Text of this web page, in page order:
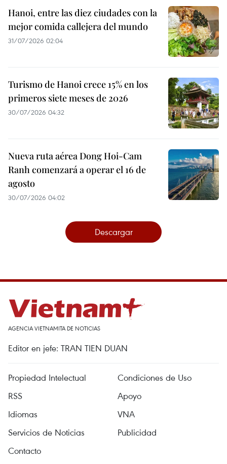
Hanoi, entre las diez ciudades con la
mejor comida callejera del mundo
31/07/2026 02:04
Turismo de Hanoi crece 15% en los
primeros siete meses de 2026
30/07/2026 04:32
Nueva ruta aérea Dong Hoi-Cam
Ranh comenzará a operar el 16 de
agosto
30/07/2026 04:02
Descargar
AGENCIA VIETNAMITA DE NOTICIAS
Editor en jefe: TRAN TIEN DUAN
Propiedad Intelectual
Condiciones de Uso
RSS
Apoyo
Idiomas
VNA
Servicios de Noticias
Publicidad
Contacto